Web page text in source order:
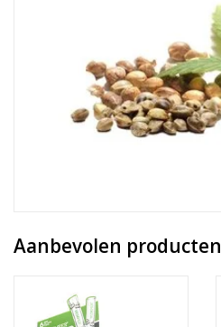
Aanbevolen producten